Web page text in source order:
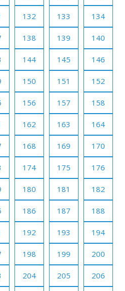
132 133 134
138 139 140
144 145 146
150 151 152
156 157 158
162 163 164
168 169 170
174 175 176
180 181 182
186 187 188
192 193 194
198 199 200
204 205 206